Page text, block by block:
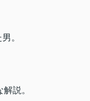
。
説。